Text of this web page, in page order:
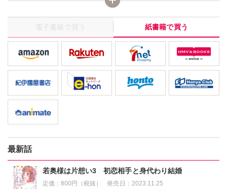
電子書籍で買う 紙書籍で買う
最新話
若奥様は片想い3 初恋相手と身代わり結婚
定価：800円（税抜） 発売日： 2023.11.25